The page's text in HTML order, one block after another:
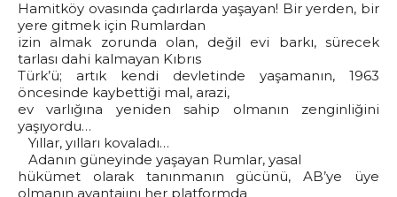
Hamitköy ovasında çadırlarda yaşayan! Bir yerden, bir
yere gitmek için Rumlardan
izin almak zorunda olan, değil evi barkı, sürecek
tarlası dahi kalmayan Kıbrıs
Türk’ü; artık kendi devletinde yaşamanın, 1963
öncesinde kaybettiği mal, arazi,
ev varlığına yeniden sahip olmanın zenginliğini
yaşıyordu…
Yıllar, yılları kovaladı…
Adanın güneyinde yaşayan Rumlar, yasal
hükümet olarak tanınmanın gücünü, AB’ye üye
olmanın avantajını her platformda